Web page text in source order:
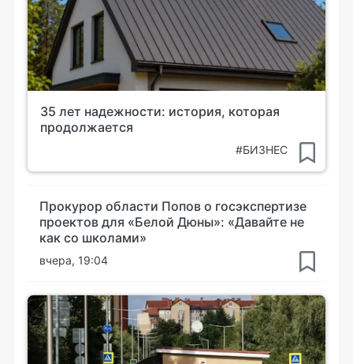
35 лет надежности: история, которая
продолжается
#БИЗНЕС
Прокурор области Попов о госэкспертизе
проектов для «Белой Дюны»: «Давайте не
как со школами»
вчера, 19:04